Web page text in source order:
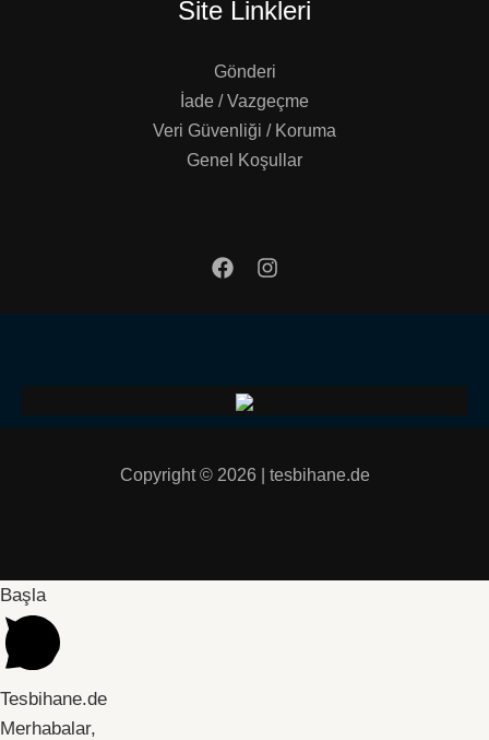
Site Linkleri
Gönderi
İade / Vazgeçme
Veri Güvenliği / Koruma
Genel Koşullar
Copyright © 2026 | tesbihane.de
Başla
Tesbihane.de
Merhabalar,